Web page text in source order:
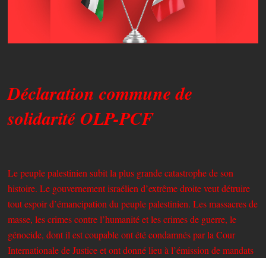
Déclaration commune de
solidarité OLP-PCF
Le peuple palestinien subit la plus grande catastrophe de son
histoire. Le gouvernement israélien d’extrême droite veut détruire
tout espoir d’émancipation du peuple palestinien. Les massacres de
masse, les crimes contre l’humanité et les crimes de guerre, le
génocide, dont il est coupable ont été condamnés par la Cour
Internationale de Justice et ont donné lieu à l’émission de mandats